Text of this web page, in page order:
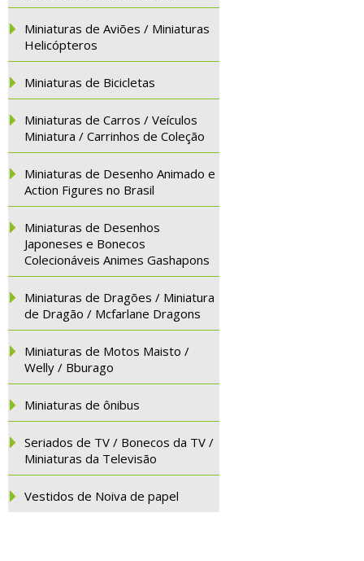
Miniaturas de Aviões / Miniaturas
Helicópteros
Miniaturas de Bicicletas
Miniaturas de Carros / Veículos
Miniatura / Carrinhos de Coleção
Miniaturas de Desenho Animado e
Action Figures no Brasil
Miniaturas de Desenhos
Japoneses e Bonecos
Colecionáveis Animes Gashapons
Miniaturas de Dragões / Miniatura
de Dragão / Mcfarlane Dragons
Miniaturas de Motos Maisto /
Welly / Bburago
Miniaturas de ônibus
Seriados de TV / Bonecos da TV /
Miniaturas da Televisão
Vestidos de Noiva de papel